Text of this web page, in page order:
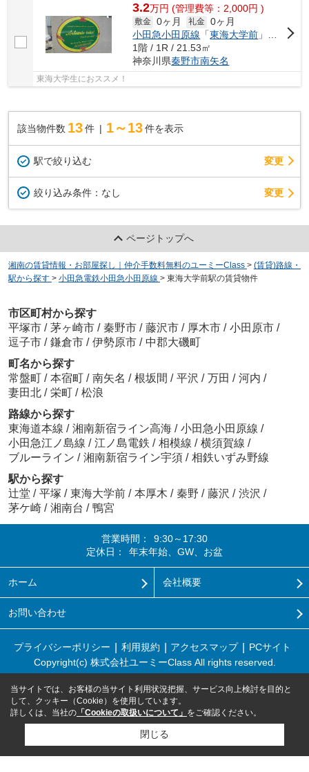
3.2万円 (管理費等：2,000円 )
敷金 0ヶ月 礼金 0ヶ月
小田急小田原線 「東海大学前 」駅 徒歩20分
1階 / 1R / 21.53㎡
神奈川県秦野市南矢名
東海大学生におススメ！
該当物件数 13件 1～13 件を表示
駅で絞り込む 変更
絞り込み条件： なし 変更
ページトップへ
湘南の賃貸情報・お部屋探し｜仲介手数料無料のユーミーClass > (賃貸)路線・
駅から探す > 小田急電鉄小田急小田原線 > 東海大学前駅の賃貸物件
市区町村から探す
平塚市 / 茅ヶ崎市 / 秦野市 / 藤沢市 / 厚木市 / 小田原市 /
逗子市 / 鎌倉市 / 伊勢原市 / 中郡大磯町
町名から探す
常盤町 / 本宿町 / 南矢名 / 根坂間 / 平沢 / 万田 / 河内 /
妻田北 / 栄町 / 松浪
路線から探す
東海道本線 / 湘南新宿ライン高海 / 小田急小田原線 /
小田急江ノ島線 / 江ノ島電鉄 / 相模線 / 横須賀線 /
ブルーライン / 湘南新宿ライン宇須 / 相鉄いずみ野線
駅から探す
辻堂 / 平塚 / 東海大学前 / 本厚木 / 秦野 / 藤沢 / 渋沢 /
茅ケ崎 / 湘南台 / 鴨宮
営業時間：
9:30～17:30
定休日：
年末年始、GW、お盆
ホーム 会社概要
お問い合わせ
プライバシーポリシー 利用規約 アクセスマップ
PCサイト
Copyright(c) 株式会社ユーミーClass All rights reserved.
当サイトでは、お客様の当サイト利用状況把握、サービス向上検討を目的と
して、クッキー（Cookie）を使用しています。
詳しくは、当社の 「Cookieの取扱いについて」 をご確認ください。
閉じる